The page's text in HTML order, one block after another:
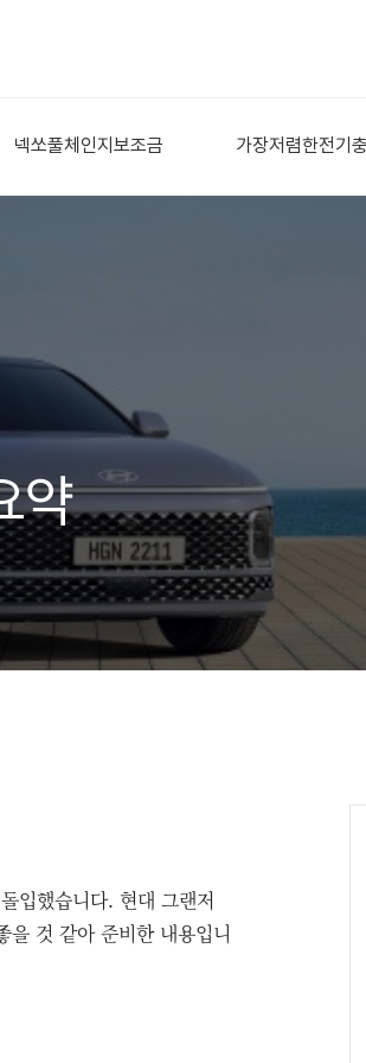
넥쏘풀체인지보조금 가장저렴한전기
약
입했습니다. 현대 그랜저
을 것 같아 준비한 내용입니